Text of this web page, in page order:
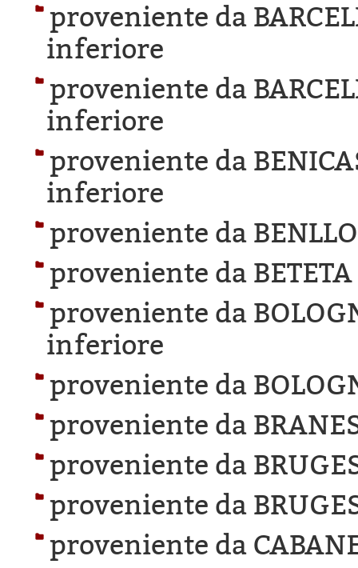
proveniente da
inferiore
proveniente da
inferiore
proveniente da
inferiore
proveniente da
proveniente da
proveniente da
inferiore
proveniente da
proveniente da
proveniente da
proveniente da
proveniente da